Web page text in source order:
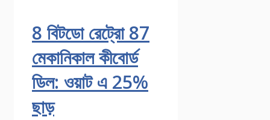
8 বিটডো রেট্রো 87
মেকানিকাল কীবোর্ড
ডিল: ওয়াট এ 25%
ছাড়